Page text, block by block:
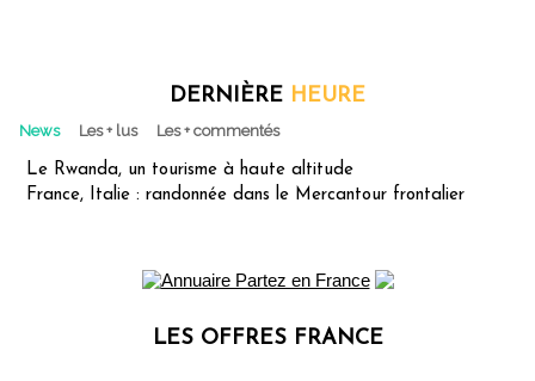
DERNIÈRE HEURE
News Les + lus Les + commentés
Le Rwanda, un tourisme à haute altitude
France, Italie : randonnée dans le Mercantour frontalier
LES OFFRES FRANCE